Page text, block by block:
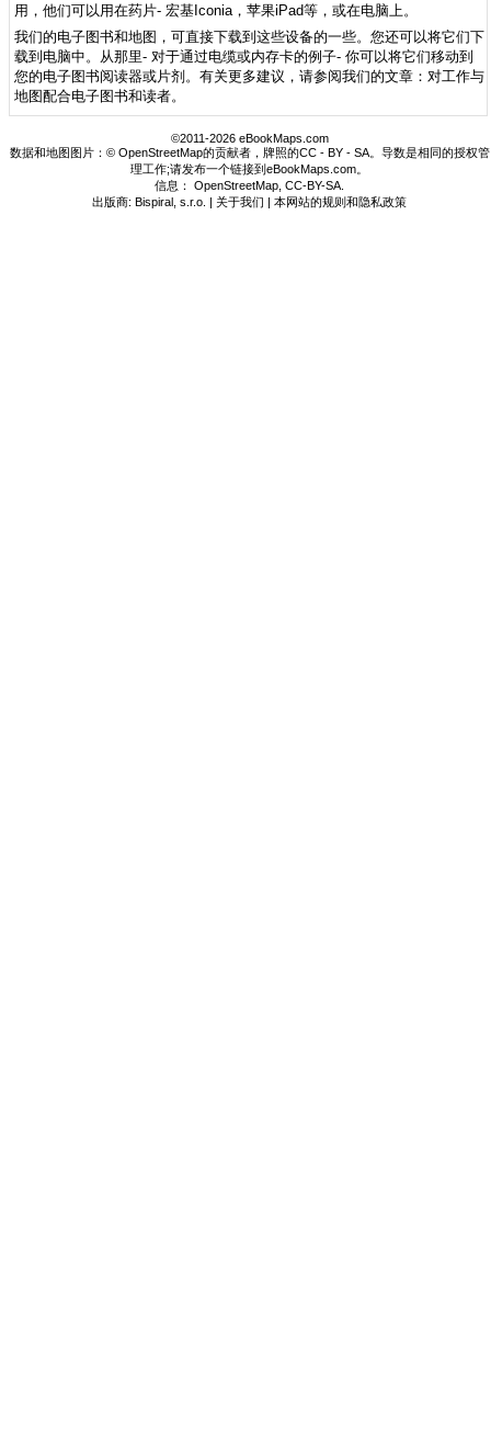
用，他们可以用在药片- 宏基Iconia，苹果iPad等，或在电脑上。
我们的电子图书和地图，可直接下载到这些设备的一些。您还可以将它们下
载到电脑中。从那里- 对于通过电缆或内存卡的例子- 你可以将它们移动到
您的电子图书阅读器或片剂。有关更多建议，请参阅我们的文章：对工作与
地图配合电子图书和读者。
©2011-2026 eBookMaps.com
数据和地图图片：© OpenStreetMap的贡献者，牌照的CC - BY - SA。导数是相同的授权管
理工作;请发布一个链接到eBookMaps.com。
信息：OpenStreetMap ,CC-BY-SA
出版商: Bispiral, s.r.o. | 关于我们 |本网站的规则和隐私政策